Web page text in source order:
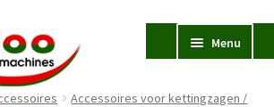
Menu
Accessoires voor kettingzagen /